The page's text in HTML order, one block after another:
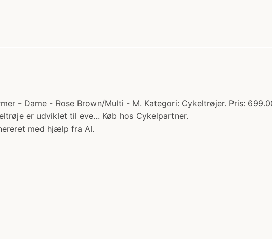
- Dame - Rose Brown/Multi - M. Kategori: Cykeltrøjer. Pris:
er udviklet til eve... Køb hos Cykelpartner.
med hjælp fra AI.